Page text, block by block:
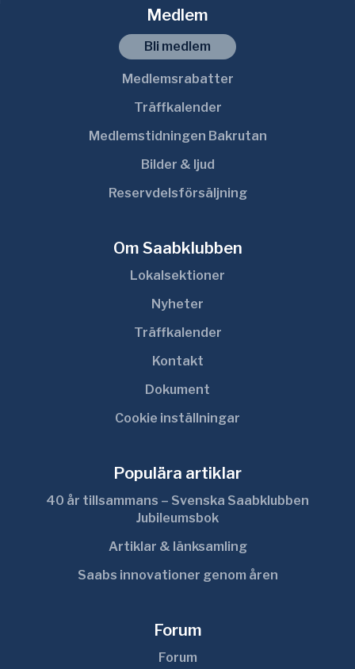
Medlem
Bli medlem
Medlemsrabatter
Träffkalender
Medlemstidningen Bakrutan
Bilder & ljud
Reservdelsförsäljning
Om Saabklubben
Lokalsektioner
Nyheter
Träffkalender
Kontakt
Dokument
Cookie inställningar
Populära artiklar
40 år tillsammans – Svenska Saabklubben
Jubileumsbok
Artiklar & länksamling
Saabs innovationer genom åren
Forum
Forum